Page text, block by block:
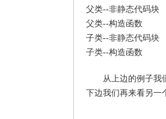
父类--非静态代码块
父类--构造函数
子类--非静态代码块
子类--构造函数
从上边的例子我
下边我们再来看另一